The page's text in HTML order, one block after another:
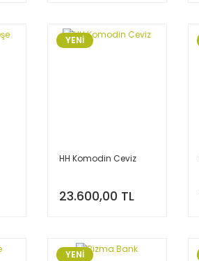
YENİ
HH Komodin Ceviz
23.600,00 TL
YENİ